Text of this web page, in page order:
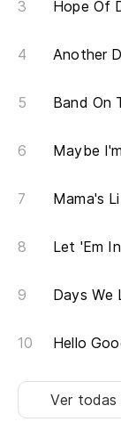
Hope Of
Another
Band On
Maybe
Mama's
Let 'Em In
Days We
Hello
Ver